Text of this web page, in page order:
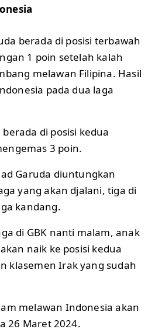
berada di posisi terbawah
1 poin setelah kalah
melawan Filipina. Hasil
pada dua laga
di posisi kedua
3 poin.
Garuda diuntungkan
yang akan djalani, tiga di
kandang.
di GBK nanti malam, anak
naik ke posisi kedua
klasemen Irak yang sudah
melawan Indonesia akan
26 Maret 2024.